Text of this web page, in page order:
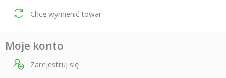
Chcę wymienić towar
Moje konto
Zarejestruj się